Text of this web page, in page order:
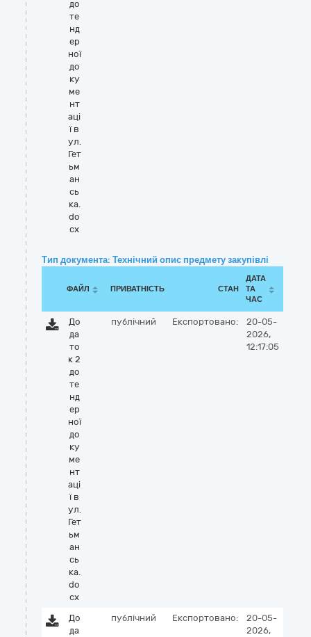
до
те
нд
ер
ної
до
ку
ме
нт
аці
ї в
ул.
Гет
ьм
ан
сь
ка.
do
cx
Тип документа: Технічний опис предмету закупівлі
ФАЙЛ ПРИВАТНІСТЬ СТАН
ДАТА
ТА
ЧАС
До
да
то
к 2
до
те
нд
ер
ної
до
ку
ме
нт
аці
ї в
ул.
Гет
ьм
ан
сь
ка.
do
cx
публічний Експортовано:
20-05-
2026,
12:17:05
До
да
публічний Експортовано:
20-05-
2026,